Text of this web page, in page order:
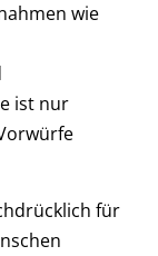
wie
ist nur
für